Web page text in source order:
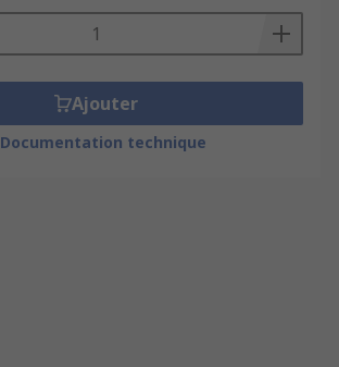
Ajouter
Documentation technique